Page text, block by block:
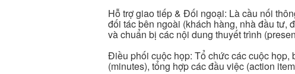
Hỗ trợ giao tiếp & Đối ngoại: Là cầu nối
đối tác bên ngoài (khách hàng, nhà đầu tư,
và chuẩn bị các nội dung thuyết trình
Điều phối cuộc họp: Tổ chức các cuộc
(minutes), tổng hợp các đầu việc (action